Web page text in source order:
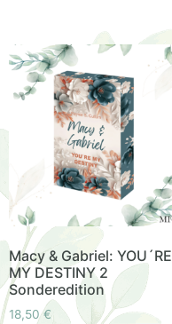
Macy & Gabriel: YOU´RE
MY DESTINY 2
Sonderedition
18,50€